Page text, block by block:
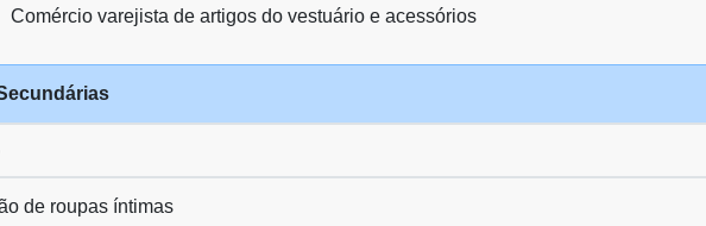
Comércio varejista de artigos do vestuário e acessórios
de roupas íntimas